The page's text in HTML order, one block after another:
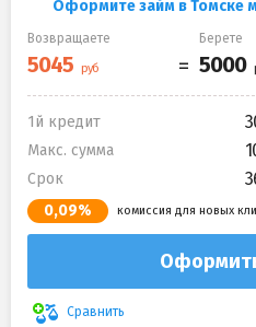
Оформите займ в Томске
Возвращаете Берете
1й кредит
Макс. сумма
Срок
0,09% комиссия для новых
Сравнить